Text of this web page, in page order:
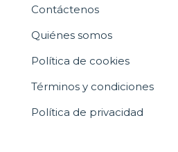
Contáctenos
Quiénes somos
Política de cookies
Términos y condiciones
Política de privacidad